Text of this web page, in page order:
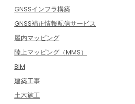
GNSSインフラ構築
GNSS補正情報配信サービス
屋内マッピング
陸上マッピング（MMS）
BIM
建築工事
土木施工